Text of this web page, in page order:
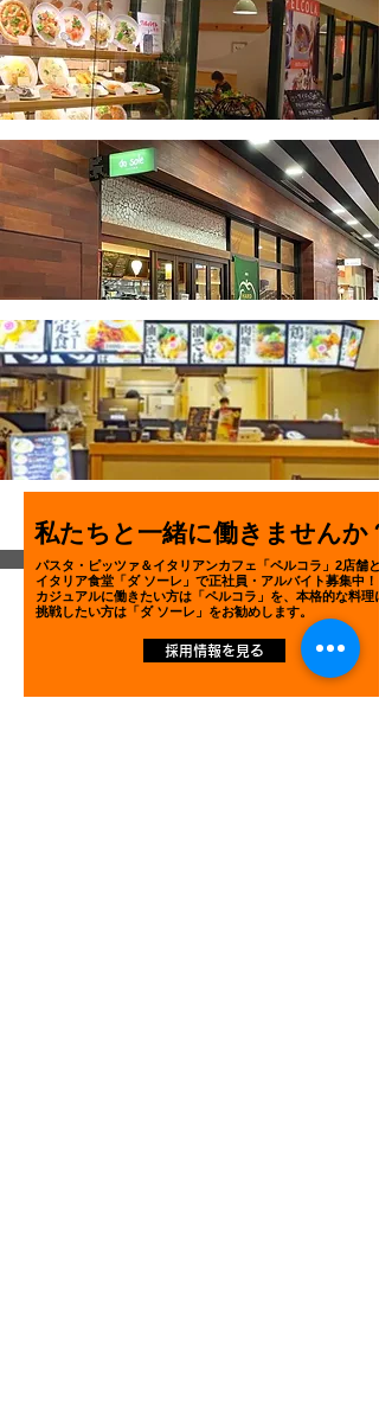
ペルコラ 大阪 天王寺店
ペルコラ 大阪 高槻店
da sole 梅田店
油そばだ 京都桂川店
私たちと一緒に働きませんか？
パスタ・ピッツァ＆イタリアンカフェ「ペルコラ」2店舗と
イタリア食堂「ダ ソーレ」で正社員・アルバイト募集中！
カジュアルに働きたい方は「ペルコラ」を、本格的な料理に
挑戦したい方は「ダ ソーレ」をお勧めします。
採用情報を見る